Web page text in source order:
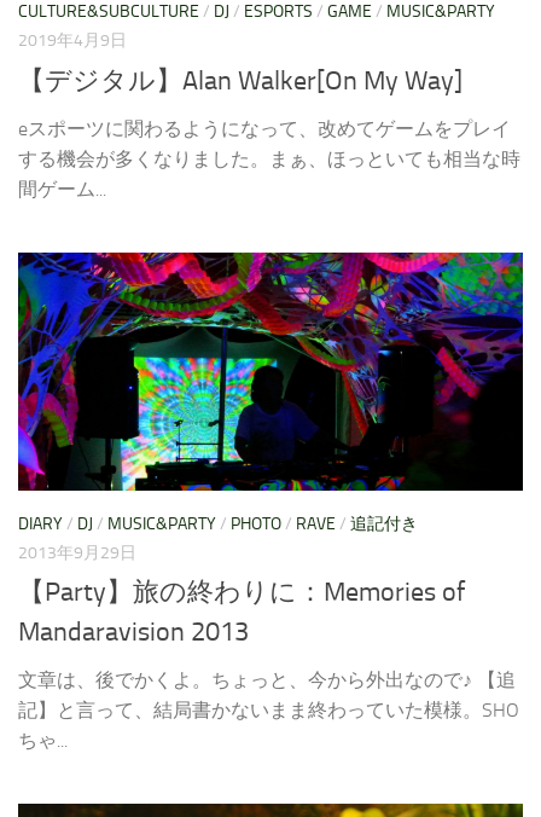
CULTURE&SUBCULTURE / DJ / ESPORTS / GAME / MUSIC&PARTY
2019年4月9日
【デジタル】Alan Walker[On My Way]
eスポーツに関わるようになって、改めてゲームをプレイ
する機会が多くなりました。まぁ、ほっといても相当な時
間ゲーム...
DIARY/ DJ / MUSIC&PARTY/ PHOTO/ RAVE / 追記付き
2013年9月29日
【Party】旅の終わりに：Memories of
Mandaravision 2013
文章は、後でかくよ。ちょっと、今から外出なので♪ 【追
記】と言って、結局書かないまま終わっていた模様。SHO
ちゃ...